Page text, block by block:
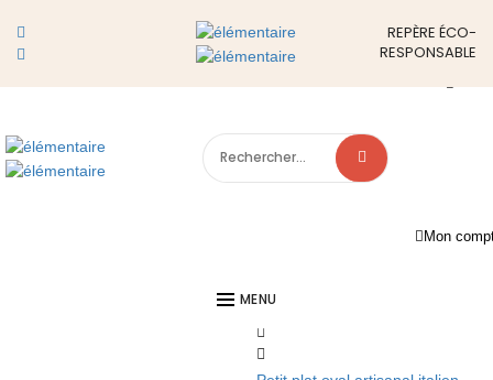
REPÈRE ÉCO-
RESPONSABLE
Mon
MENU
SALADIER
LE E-SHOP RESPONSABLE ET ENGAGÉ DONT VOUS RÊVIEZ
Show Sidebar
FiltreX
Search